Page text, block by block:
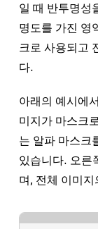
일 때 반투명성
명도를 가진 영
크로 사용되고
다.
아래의 예시에
미지가 마스크
는 알파 마스크
있습니다. 오른
며, 전체 이미